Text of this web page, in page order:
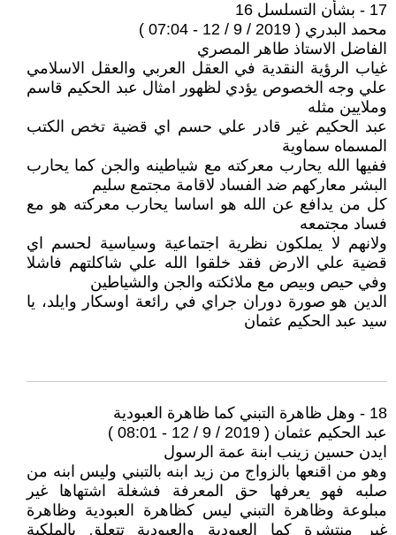
17 - بشأن التسلسل 16
محمد البدري ( 2019 / 9 / 12 - 07:04 )
الفاضل الاستاذ طاهر المصري
غياب الرؤية النقدية في العقل العربي والعقل الاسلامي
علي وجه الخصوص يؤدي لظهور امثال عبد الحكيم قاسم
وملايين مثله
عبد الحكيم غير قادر علي حسم اي قضية تخص الكتب
المسماه سماوية
ففيها الله يحارب معركته مع شياطينه والجن كما يحارب
البشر معاركهم ضد الفساد لاقامة مجتمع سليم
كل من يدافع عن الله هو اساسا يحارب معركته هو مع
فساد مجتمعه
ولانهم لا يملكون نظرية اجتماعية وسياسية لحسم اي
قضية علي الارض فقد خلقوا الله علي شاكلتهم فاشلا
وفي حيص وبيص مع ملائكته والجن والشياطين
الدين هو صورة دوران جراي في رائعة اوسكار وايلد، يا
سيد عبد الحكيم عثمان
18 - وهل ظاهرة التبني كما ظاهرة العبودية
عبد الحكيم عثمان ( 2019 / 9 / 12 - 08:01 )
ايدن حسين زينب ابنة عمة الرسول
وهو من اقنعها بالزواج من زيد ابنه بالتبني وليس ابنه من
صلبه فهو يعرفها حق المعرفة فشغلة اشتهاها غير
مبلوعة وظاهرة التبني ليس كظاهرة العبودية وظاهرة
غير منتشرة كما العبودية والعبودية تتعلق بالملكية